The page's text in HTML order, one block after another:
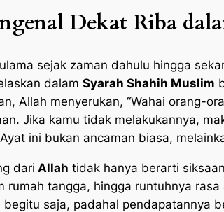
Dekat Riba
sejak zaman dahulu hingga
dalam Syarah Shahih Muslim
Allah menyerukan, “Wahai orang-
Jika kamu tidak melakukannya,
ini bukan ancaman biasa,
dari Allah tidak hanya berarti
rumah tangga, hingga runtuhnya
begitu saja, padahal pendapatannya